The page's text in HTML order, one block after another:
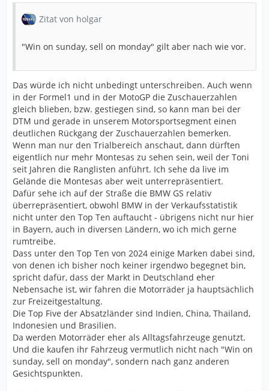
Zitat von holgar
"Win on sunday, sell on monday" gilt aber nach wie vor.
Das würde ich nicht unbedingt unterschreiben. Auch wenn
in der Formel1 und in der MotoGP die Zuschauerzahlen
gleich blieben, bzw. gestiegen sind, so kann man bei der
DTM und gerade in unserem Motorsportsegment einen
deutlichen Rückgang der Zuschauerzahlen bemerken.
Wenn man nur den Trialbereich anschaut, dann dürften
eigentlich nur mehr Montesas zu sehen sein, weil der Toni
seit Jahren die Ranglisten anführt. Ich sehe da live im
Gelände die Montesas aber weit unterrepräsentiert.
Dafür sehe ich auf der Straße die BMW GS relativ
überrepräsentiert, obwohl BMW in der Verkaufsstatistik
nicht unter den Top Ten auftaucht - übrigens nicht nur hier
in Bayern, auch in diversen Ländern, wo ich mich gerne
rumtreibe.
Dass unter den Top Ten von 2024 einige Marken dabei sind,
von denen ich bisher noch keiner irgendwo begegnet bin,
spricht dafür, dass der Markt in Deutschland eher
Nebensache ist, wir fahren die Motorräder ja hauptsächlich
zur Freizeitgestaltung.
Die Top Five der Absatzländer sind Indien, China, Thailand,
Indonesien und Brasilien.
Da werden Motorräder eher als Alltagsfahrzeuge genutzt.
Und die kaufen ihr Fahrzeug vermutlich nicht nach "Win on
sunday, sell on monday", sondern nach ganz anderen
Gesichtspunkten.